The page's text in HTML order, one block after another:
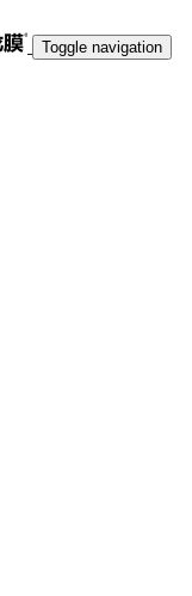
Toggle navigation